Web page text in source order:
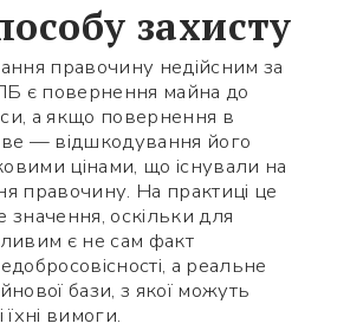
захисту
правочину недійсним за
є повернення майна до
а якщо повернення в
— відшкодування його
цінами, що існували на
правочину. На практиці це
оскільки для
є не сам факт
а реальне
бази, з якої можуть
вимоги.